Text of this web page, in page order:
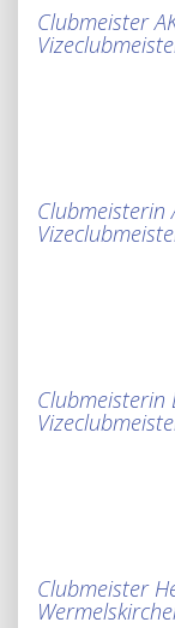
Clubmeister
Clubmeisterin
Clubmeisterin
Clubmeister